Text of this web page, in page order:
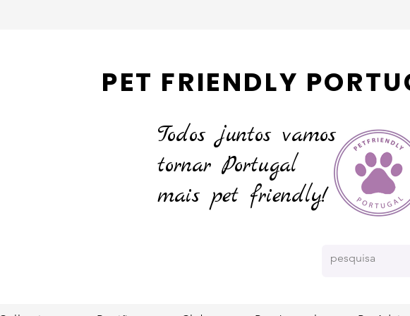
PET FRIENDLY
Todos juntos vamos
tornarPortugal
mais pet friendly!